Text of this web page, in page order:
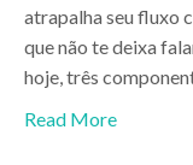
atrapalha seu fluxo
que não te deixa
hoje, três
Read More